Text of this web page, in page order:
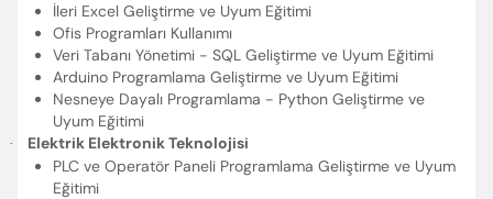
İleri Excel Geliştirme ve Uyum Eğitimi
Ofis Programları Kullanımı
Veri Tabanı Yönetimi - SQL Geliştirme ve Uyum Eğitimi
Arduino Programlama Geliştirme ve Uyum Eğitimi
Nesneye Dayalı Programlama - Python Geliştirme ve
Uyum Eğitimi
·
Elektrik Elektronik Teknolojisi
PLC ve Operatör Paneli Programlama Geliştirme ve Uyum
Eğitimi